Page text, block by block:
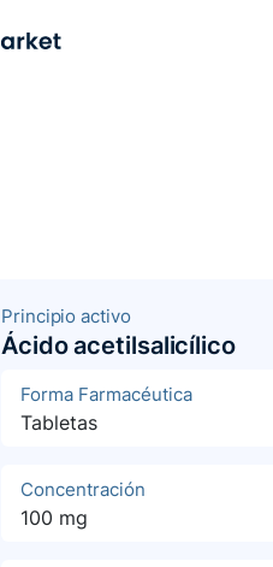
Principio activo
Ácido acetilsalicílico
Forma Farmacéutica
Tabletas
Concentración
100 mg